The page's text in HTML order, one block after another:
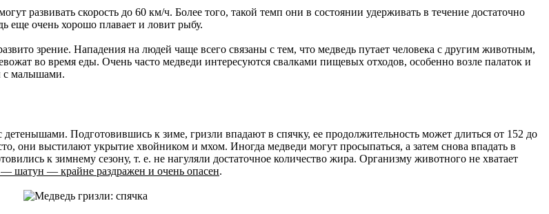
развивать скорость до 60 км/ч. Более того, такой темп они в состоянии удерживать в течение достаточно
еще очень хорошо плавает и ловит рыбу.
зрение. Нападения на людей чаще всего связаны с тем, что медведь путает человека с другим животным,
во время еды. Очень часто медведи интересуются свалками пищевых отходов, особенно возле палаток и
с малышами.
Подготовившись к зиме, гризли впадают в спячку, ее продолжительность может длиться от 152 до
они выстилают укрытие хвойником и мхом. Иногда медведи могут просыпаться, а затем снова впадать в
к зимнему сезону, т. е. не нагуляли достаточное количество жира. Организму животного не хватает
шатун — крайне раздражен и очень опасен.